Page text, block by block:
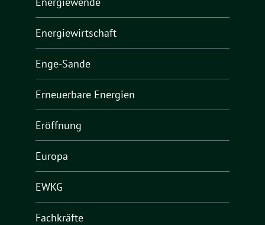
Energiewirtschaft
Enge-Sande
Erneuerbare Energien
Eröffnung
Europa
EWKG
Fachkräfte